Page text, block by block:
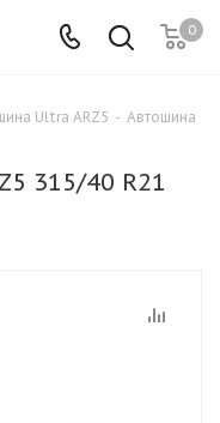
0
Ultra ARZ5 - Автошина
315/40 R21